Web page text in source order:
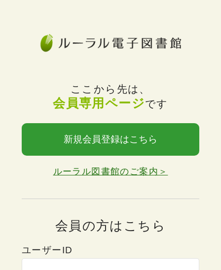
ここから先は、
会員専用ページです
新規会員登録はこちら
ルーラル図書館のご案内＞
会員の方はこちら
ユーザーID